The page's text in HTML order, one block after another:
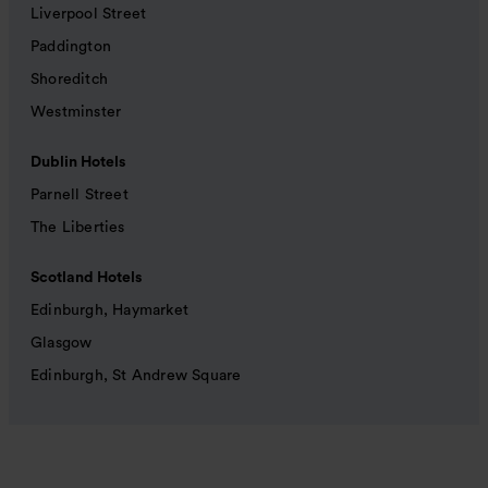
Liverpool Street
Paddington
Shoreditch
Westminster
Dublin Hotels
Parnell Street
The Liberties
Scotland Hotels
Edinburgh, Haymarket
Glasgow
Edinburgh, St Andrew Square